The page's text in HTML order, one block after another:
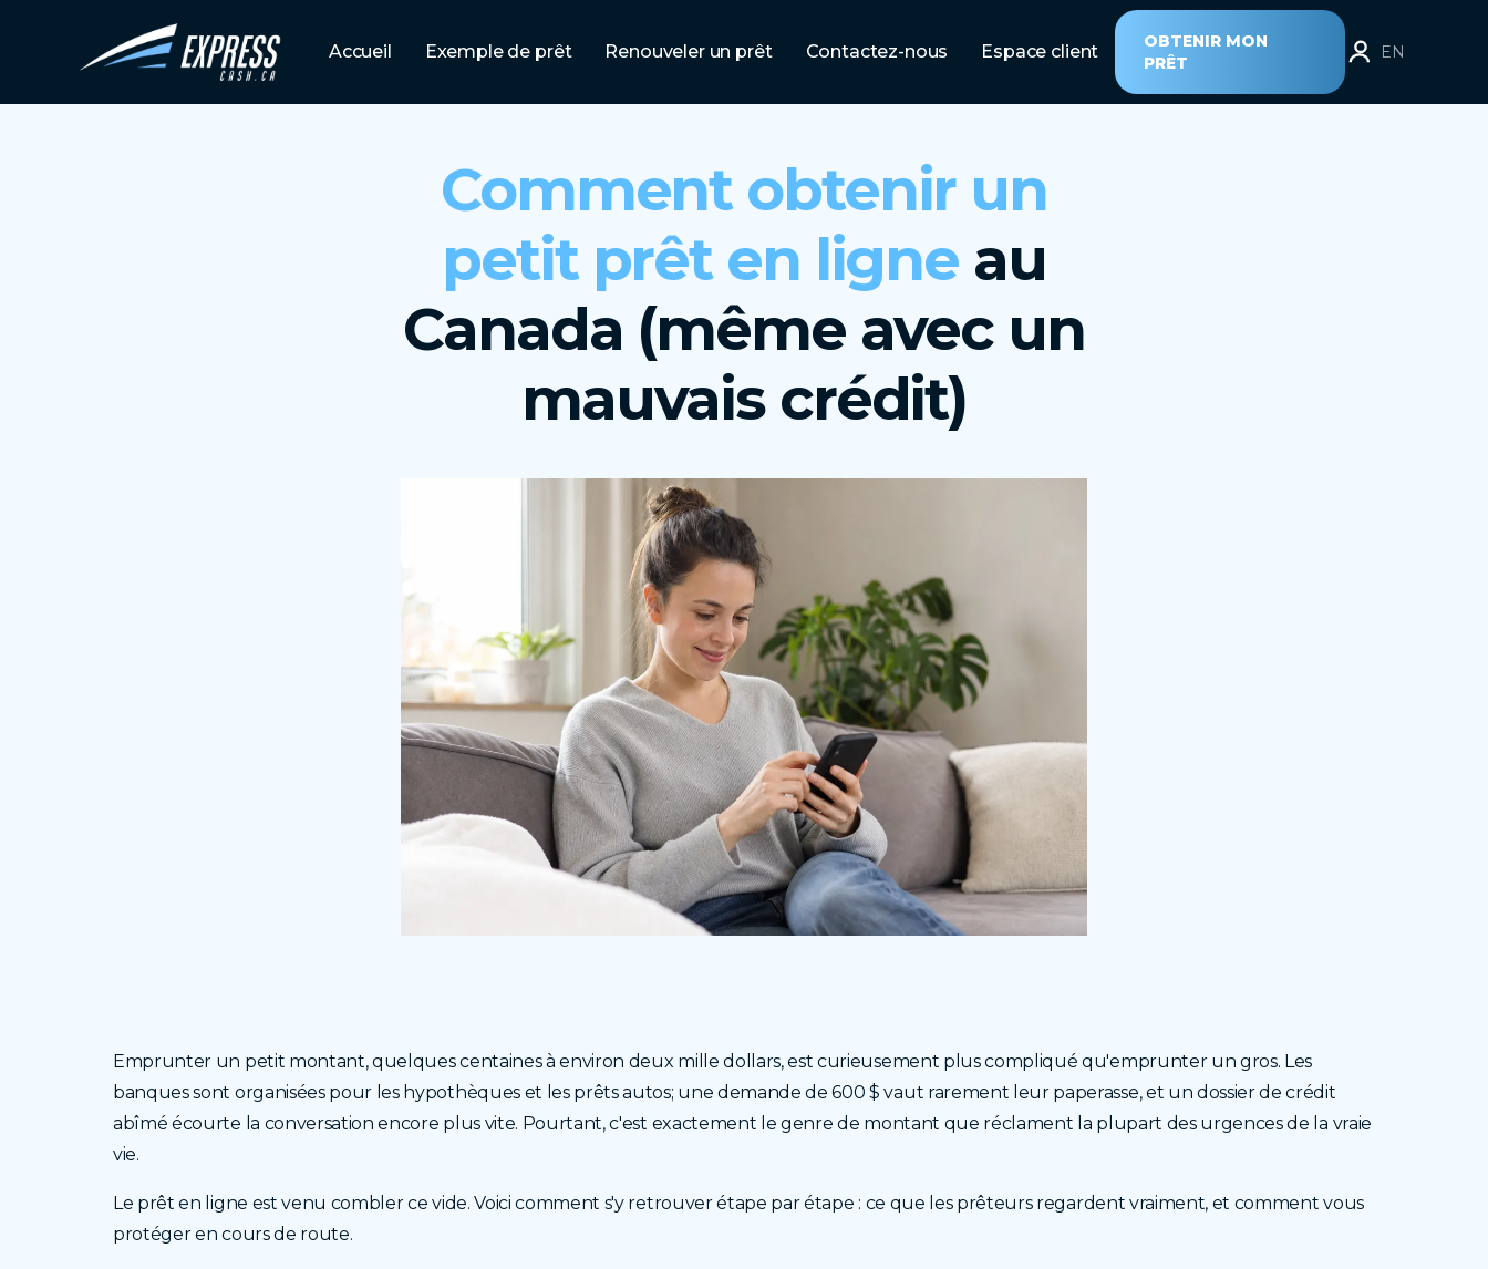
Accueil Exemple de prêt Renouveler un prêt Contactez-nous Espace client
OBTENIR MON
PRÊT
EN
Comment obtenir un
petit prêt en ligne au
Canada (même avec un
mauvais crédit)
Emprunter un petit montant, quelques centaines à environ deux mille dollars, est curieusement plus compliqué qu'emprunter un gros. Les
banques sont organisées pour les hypothèques et les prêts autos; une demande de 600 $ vaut rarement leur paperasse, et un dossier de crédit
abîmé écourte la conversation encore plus vite. Pourtant, c'est exactement le genre de montant que réclament la plupart des urgences de la vraie
vie.
Le prêt en ligne est venu combler ce vide. Voici comment s'y retrouver étape par étape : ce que les prêteurs regardent vraiment, et comment vous
protéger en cours de route.